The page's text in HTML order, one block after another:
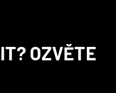
OZVĚTE